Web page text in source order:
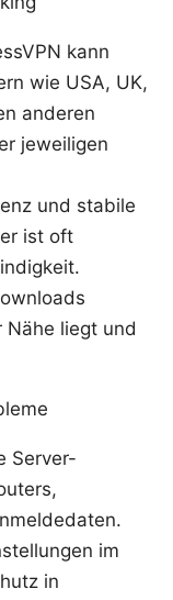
kann
wie USA, UK,
anderen
jeweiligen
und stabile
ist oft
Nähe liegt und
Server-
im
in